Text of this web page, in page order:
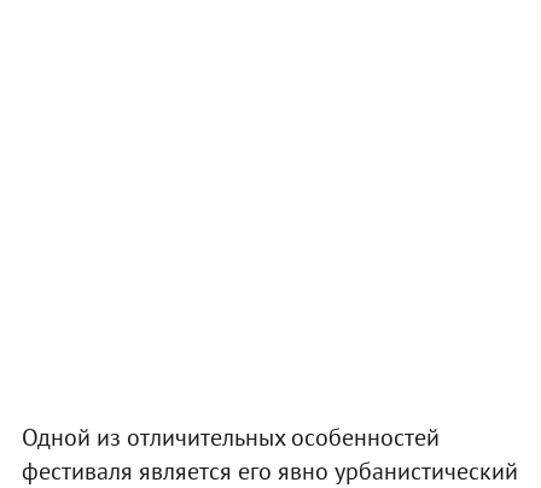
Одной из отличительных особенностей
фестиваля является его явно урбанистический